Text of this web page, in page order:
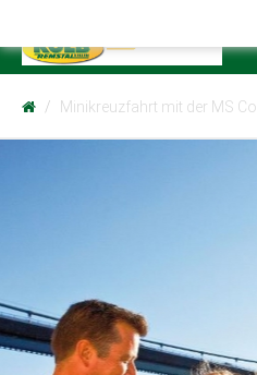
Minikreuzfahrt mit der MS